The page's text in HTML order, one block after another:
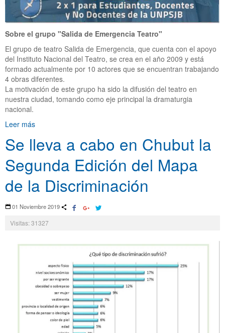
Sobre el grupo "Salida de Emergencia Teatro"
El grupo de teatro Salida de Emergencia, que cuenta con el apoyo
del Instituto Nacional del Teatro, se crea en el año 2009 y está
formado actualmente por 10 actores que se encuentran trabajando
4 obras diferentes.
La motivación de este grupo ha sido la difusión del teatro en
nuestra ciudad, tomando como eje principal la dramaturgia
nacional.
Leer más
Se lleva a cabo en Chubut la
Segunda Edición del Mapa
de la Discriminación
01 Noviembre 2019
Visitas: 31327